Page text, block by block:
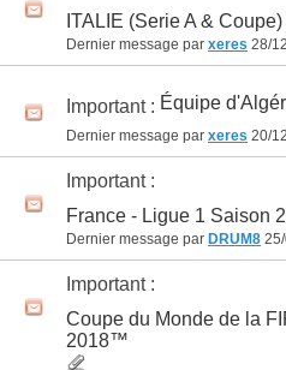
ITALIE (Serie A &
Dernier message par xeres 28/
Important : Équipe
Dernier message par xeres 20/
Important :
France - Ligue 1 Saison
Dernier message par DRUM8
Important :
Coupe du Monde de la
2018™